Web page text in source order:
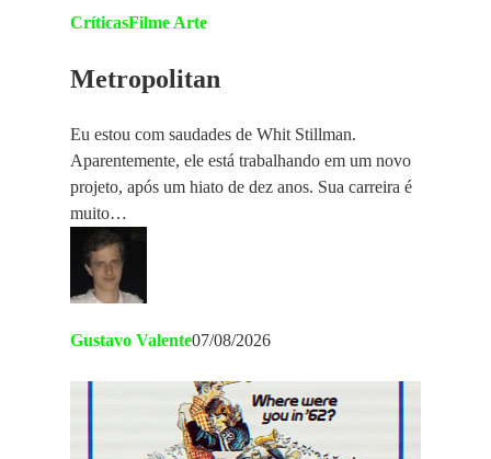
CríticasFilme Arte
Metropolitan
Eu estou com saudades de Whit Stillman.
Aparentemente, ele está trabalhando em um novo
projeto, após um hiato de dez anos. Sua carreira é
muito…
Gustavo Valente07/08/2026